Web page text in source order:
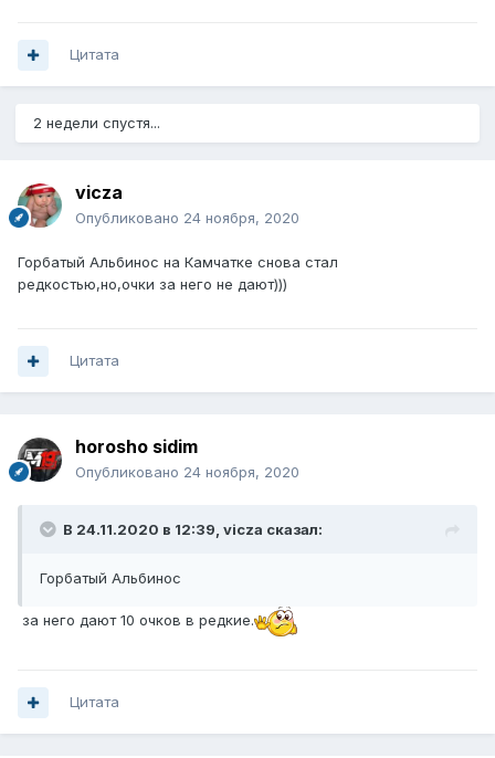
Цитата
2 недели спустя...
vicza
Опубликовано 24 ноября, 2020
Горбатый Альбинос на Камчатке снова стал
редкостью,но,очки за него не дают)))
Цитата
horosho sidim
Опубликовано 24 ноября, 2020
В 24.11.2020 в 12:39, vicza сказал:
Горбатый Альбинос
за него дают 10 очков в редкие.
Цитата